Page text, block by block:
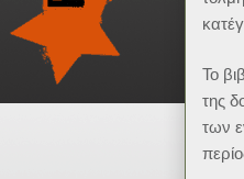
Το
της
των